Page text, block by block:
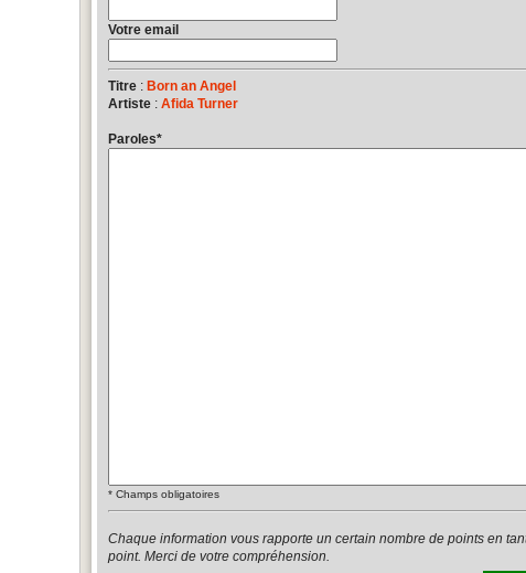
Votre email
Titre : Born an Angel
Artiste : Afida Turner
Paroles*
* Champs obligatoires
Chaque information vous rapporte un certain nombre de points en
point. Merci de votre compréhension.